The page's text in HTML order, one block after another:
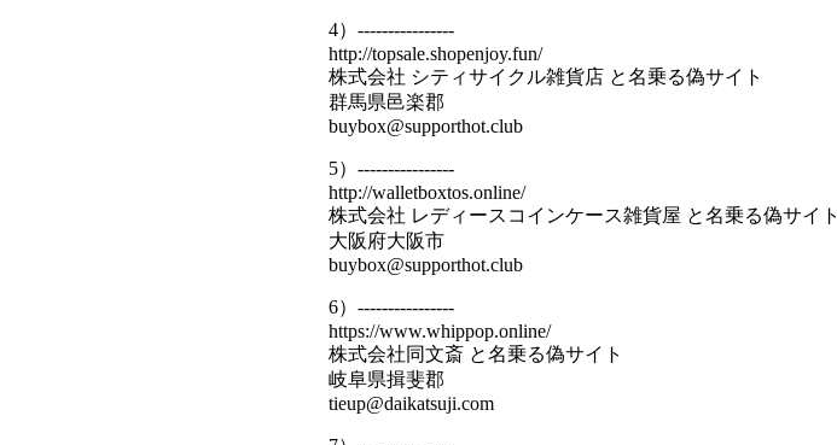
4）----------------
http://topsale.shopenjoy.fun/
株式会社 シティサイクル雑貨店 と名乗る偽サイト
群馬県邑楽郡
buybox@supporthot.club
5）----------------
http://walletboxtos.online/
株式会社 レディースコインケース雑貨屋 と名乗る偽サイト
大阪府大阪市
buybox@supporthot.club
6）----------------
https://www.whippop.online/
株式会社同文斎 と名乗る偽サイト
岐阜県揖斐郡
tieup@daikatsuji.com